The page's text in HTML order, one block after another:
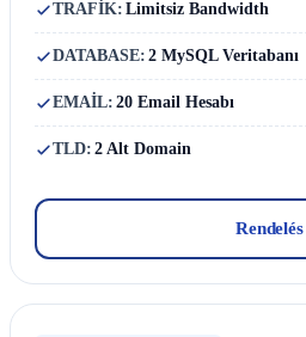
TRAFİK: Limitsiz Bandwidth
DATABASE: 2 MySQL Veritabanı
EMAİL: 20 Email Hesabı
TLD: 2 Alt Domain
Rendelés